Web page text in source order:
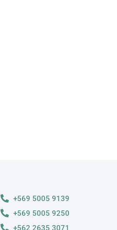
+569 5005 9139
+569 5005 9250
+562 2635 3071